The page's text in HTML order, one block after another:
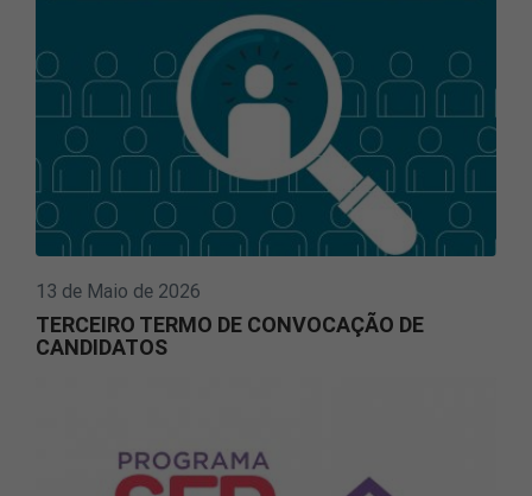
13 de Maio de 2026
TERCEIRO TERMO DE CONVOCAÇÃO DE
CANDIDATOS